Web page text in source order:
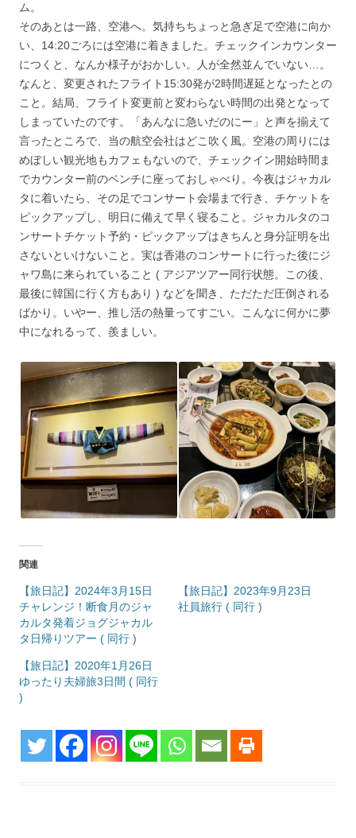
ム。
そのあとは一路、空港へ。気持ちちょっと急ぎ足で空港に向か
い、14:20ごろには空港に着きました。チェックインカウンター
につくと、なんか様子がおかしい。人が全然並んでいない…。
なんと、変更されたフライト15:30発が2時間遅延となったとの
こと。結局、フライト変更前と変わらない時間の出発となって
しまっていたのです。「あんなに急いだのにー」と声を揃えて
言ったところで、当の航空会社はどこ吹く風。空港の周りには
めぼしい観光地もカフェもないので、チェックイン開始時間ま
でカウンター前のベンチに座っておしゃべり。今夜はジャカル
タに着いたら、その足でコンサート会場まで行き、チケットを
ピックアップし、明日に備えて早く寝ること。ジャカルタのコ
ンサートチケット予約・ピックアップはきちんと身分証明を出
さないといけないこと。実は香港のコンサートに行った後にジ
ャワ島に来られていること ( アジアツアー同行状態。この後、
最後に韓国に行く方もあり ) などを聞き、ただただ圧倒される
ばかり。いやー、推し活の熱量ってすごい。こんなに何かに夢
中になれるって、羨ましい。
関連
【旅日記】2024年3月15日
チャレンジ！断食月のジャ
カルタ発着ジョグジャカル
タ日帰りツアー ( 同行 )
【旅日記】2023年9月23日
社員旅行 ( 同行 )
【旅日記】2020年1月26日
ゆったり夫婦旅3日間 ( 同行
)